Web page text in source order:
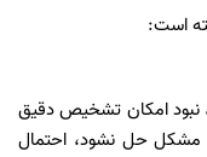
است:
امکان تشخیص دقیق
مشکل حل نشود، احتمال